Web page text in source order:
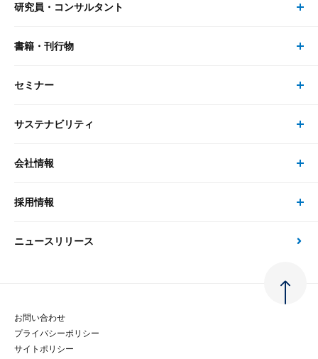
リサーチ
大和総研の強み
先端テクノロジーに基づく新たな価値の創出
レポート・コラム トップ
最新のレポート・コラム
政策分析
金融経済教育等
研究員・コンサルタント
研究員・コンサルタント トップ
研究員
書籍・刊行物
書籍・刊行物 トップ
書籍
セミナー
セミナー トップ
現在受付中のセミナー・イベント
サステナビリティ
サステナビリティの取り組み
次世代社会への貢献
マルチステークホルダー方針
会社情報
会社情報 トップ
会社概要・役員一覧
大和総研の歩み
採用情報
採用情報 トップ
経験者採用
ニュースリリース
お問い合わせ
プライバシーポリシー
サイトポリシー